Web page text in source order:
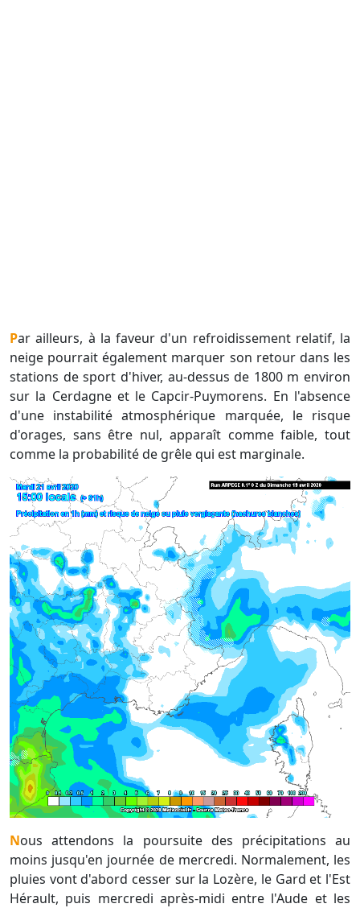
Par ailleurs, à la faveur d'un refroidissement relatif, la
neige pourrait également marquer son retour dans les
stations de sport d'hiver, au-dessus de 1800 m environ
sur la Cerdagne et le Capcir-Puymorens. En l'absence
d'une instabilité atmosphérique marquée, le risque
d'orages, sans être nul, apparaît comme faible, tout
comme la probabilité de grêle qui est marginale.
Nous attendons la poursuite des précipitations au
moins jusqu'en journée de mercredi. Normalement, les
pluies vont d'abord cesser sur la Lozère, le Gard et l'Est
Hérault, puis mercredi après-midi entre l'Aude et les